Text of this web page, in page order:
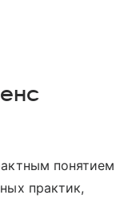
понятием
практик,